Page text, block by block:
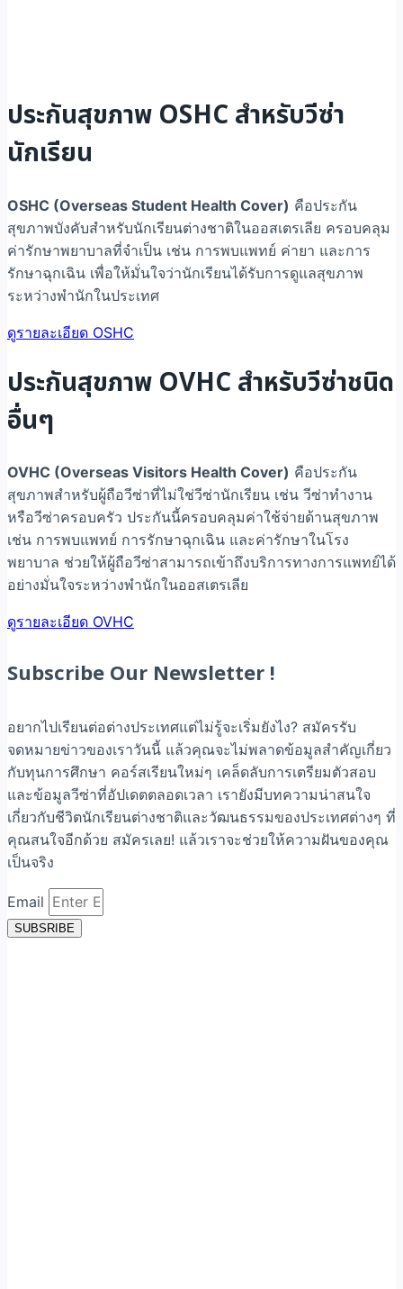
ประกันสุขภาพ OSHC สำหรับวีซ่า
นักเรียน
OSHC (Overseas Student Health Cover) คือประกัน
สุขภาพบังคับสำหรับนักเรียนต่างชาติในออสเตรเลีย ครอบคลุม
ค่ารักษาพยาบาลที่จำเป็น เช่น การพบแพทย์ ค่ายา และการ
รักษาฉุกเฉิน เพื่อให้มั่นใจว่านักเรียนได้รับการดูแลสุขภาพ
ระหว่างพำนักในประเทศ
ดูรายละเอียด OSHC
ประกันสุขภาพ OVHC สำหรับวีซ่าชนิด
อื่นๆ
OVHC (Overseas Visitors Health Cover) คือประกัน
สุขภาพสำหรับผู้ถือวีซ่าที่ไม่ใช่วีซ่านักเรียน เช่น วีซ่าทำงาน
หรือวีซ่าครอบครัว ประกันนี้ครอบคลุมค่าใช้จ่ายด้านสุขภาพ
เช่น การพบแพทย์ การรักษาฉุกเฉิน และค่ารักษาในโรง
พยาบาล ช่วยให้ผู้ถือวีซ่าสามารถเข้าถึงบริการทางการแพทย์ได้
อย่างมั่นใจระหว่างพำนักในออสเตรเลีย
ดูรายละเอียด OVHC
Subscribe Our Newsletter !
อยากไปเรียนต่อต่างประเทศแต่ไม่รู้จะเริ่มยังไง? สมัครรับ
จดหมายข่าวของเราวันนี้ แล้วคุณจะไม่พลาดข้อมูลสำคัญเกี่ยว
กับทุนการศึกษา คอร์สเรียนใหม่ๆ เคล็ดลับการเตรียมตัวสอบ
และข้อมูลวีซ่าที่อัปเดตตลอดเวลา เรายังมีบทความน่าสนใจ
เกี่ยวกับชีวิตนักเรียนต่างชาติและวัฒนธรรมของประเทศต่างๆ ที่
คุณสนใจอีกด้วย สมัครเลย! แล้วเราจะช่วยให้ความฝันของคุณ
เป็นจริง
Email
SUBSRIBE